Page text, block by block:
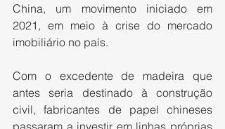
China, um movimento iniciado em
2021, em meio à crise do mercado
imobiliário no país.
Com o excedente de madeira que
antes seria destinado à construção
civil, fabricantes de papel chineses
passaram a investir em linhas próprias